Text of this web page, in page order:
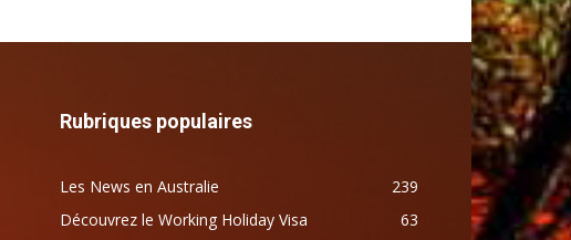
Rubriques populaires
Les News en Australie
239
Découvrez le Working Holiday Visa
63